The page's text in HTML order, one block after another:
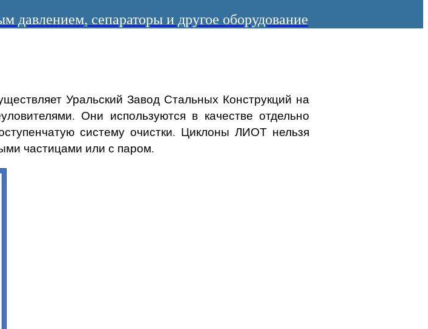
сепараторы и другое оборудование
Уральский Завод Стальных Конструкций на
Они используются в качестве отдельно
систему очистки. Циклоны ЛИОТ нельзя
частицами или с паром.